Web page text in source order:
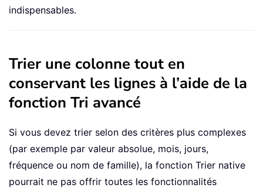
indispensables.
Trier une colonne tout en
conservant les lignes à l’aide de la
fonction Tri avancé
Si vous devez trier selon des critères plus complexes
(par exemple par valeur absolue, mois, jours,
fréquence ou nom de famille), la fonction Trier native
pourrait ne pas offrir toutes les fonctionnalités